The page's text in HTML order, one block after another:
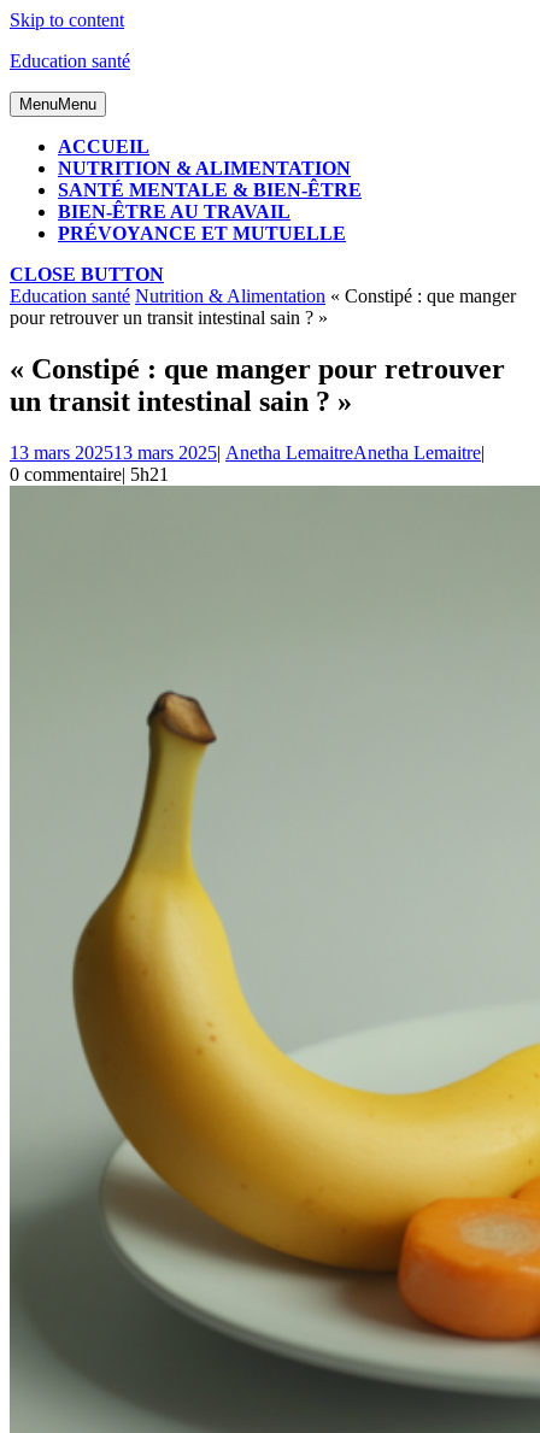
Skip to content
Education santé
MenuMenu
ACCUEIL
NUTRITION & ALIMENTATION
SANTÉ MENTALE & BIEN-ÊTRE
BIEN-ÊTRE AU TRAVAIL
PRÉVOYANCE ET MUTUELLE
CLOSE BUTTON
Education santé Nutrition & Alimentation « Constipé : que manger
pour retrouver un transit intestinal sain ? »
« Constipé : que manger pour retrouver
un transit intestinal sain ? »
13 mars 202513 mars 2025| Anetha LemaitreAnetha Lemaitre|
0 commentaire| 5h21